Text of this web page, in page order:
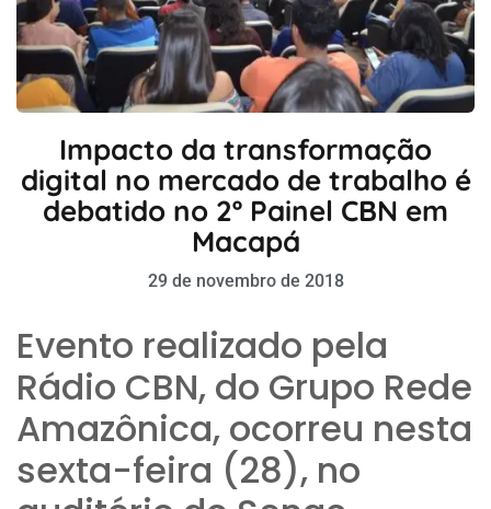
Impacto da transformação
digital no mercado de trabalho é
debatido no 2º Painel CBN em
Macapá
29 de novembro de 2018
Evento realizado pela
Rádio CBN, do Grupo Rede
Amazônica, ocorreu nesta
sexta-feira (28), no